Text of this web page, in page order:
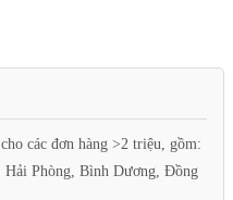
các đơn hàng >2 triệu, gồm:
Phòng, Bình Dương, Đồng